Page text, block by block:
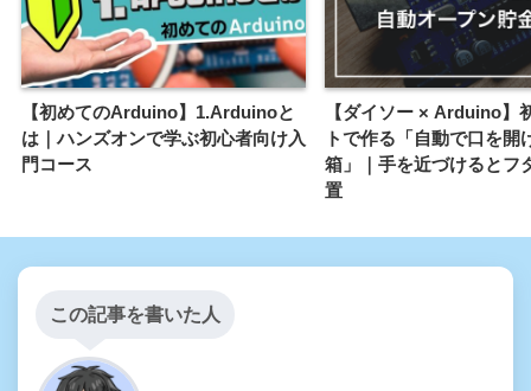
【初めてのArduino】1.Arduinoと
は｜ハンズオンで学ぶ初心者向け入
門コース
【ダイソー × Arduino】
トで作る「自動で口を開
箱」｜手を近づけるとフ
置
この記事を書いた人